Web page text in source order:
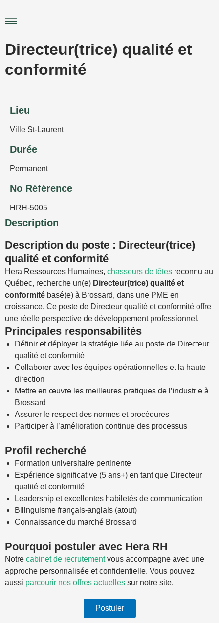
auMain
Directeur(trice) qualité et
conformité
Lieu
Ville St-Laurent
Durée
Permanent
No Référence
HRH-5005
Description
Description du poste : Directeur(trice)
qualité et conformité
Hera Ressources Humaines, chasseurs de têtes reconnu au
Québec, recherche un(e) Directeur(trice) qualité et
conformité basé(e) à Brossard, dans une PME en
croissance. Ce poste de Directeur qualité et conformité offre
une réelle perspective de développement professionnel.
Principales responsabilités
Définir et déployer la stratégie liée au poste de Directeur
qualité et conformité
Collaborer avec les équipes opérationnelles et la haute
direction
Mettre en œuvre les meilleures pratiques de l’industrie à
Brossard
Assurer le respect des normes et procédures
Participer à l’amélioration continue des processus
Profil recherché
Formation universitaire pertinente
Expérience significative (5 ans+) en tant que Directeur
qualité et conformité
Leadership et excellentes habiletés de communication
Bilinguisme français-anglais (atout)
Connaissance du marché Brossard
Pourquoi postuler avec Hera RH
Notre cabinet de recrutementvous accompagne avec une
approche personnalisée et confidentielle. Vous pouvez
aussi parcourir nos offres actuelles sur notre site.
Postuler